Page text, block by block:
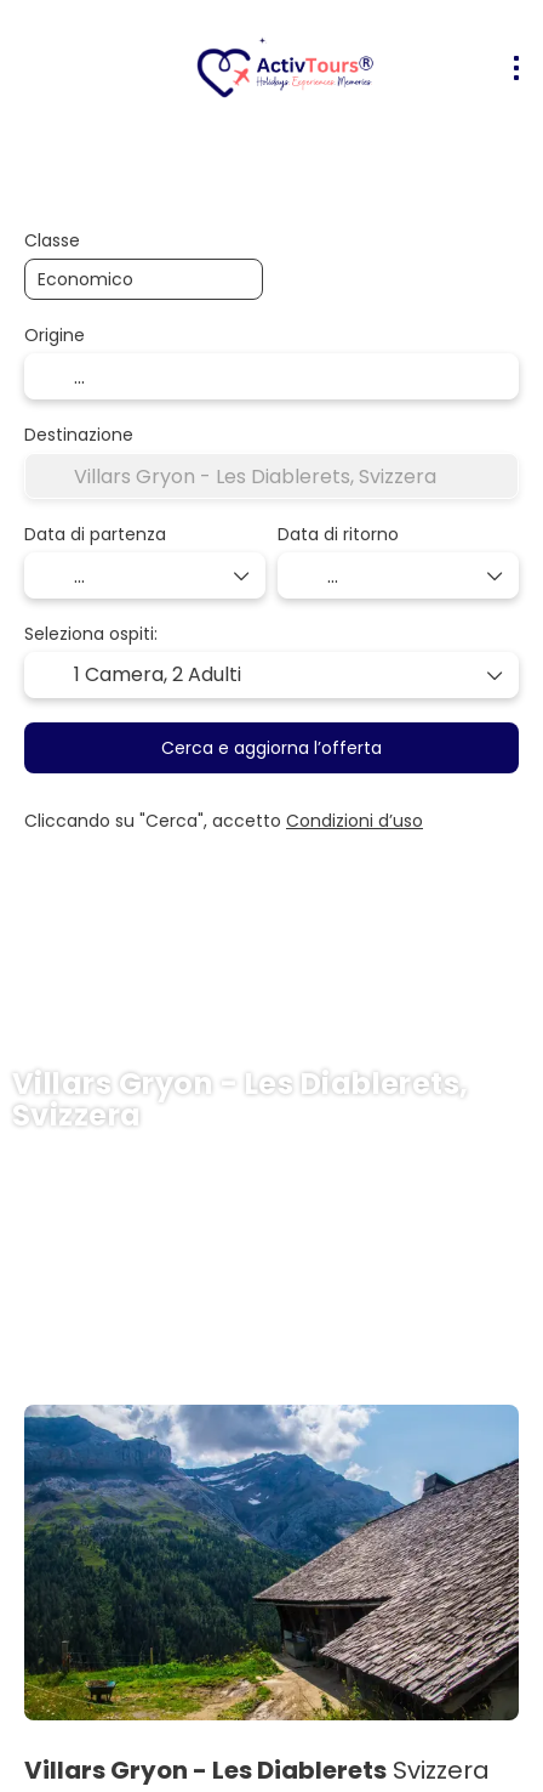
Villars Gryon - Les Diablerets,
Svizzera
Classe
Origine
Destinazione
Data di partenza Data di ritorno
Seleziona ospiti:
1 Camera,2 Adulti
Cerca e aggiorna l’offerta
Cliccando su "Cerca", accetto Condizioni d’uso
Villars Gryon - Les Diablerets Svizzera